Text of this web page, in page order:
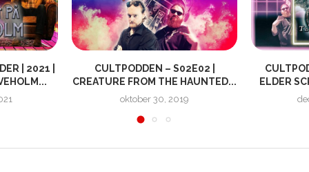
| 2021 |
CULTPODDEN – S02E02 |
CREATURE FROM THE HAUNTED...
oktober 30, 2019
ELDER